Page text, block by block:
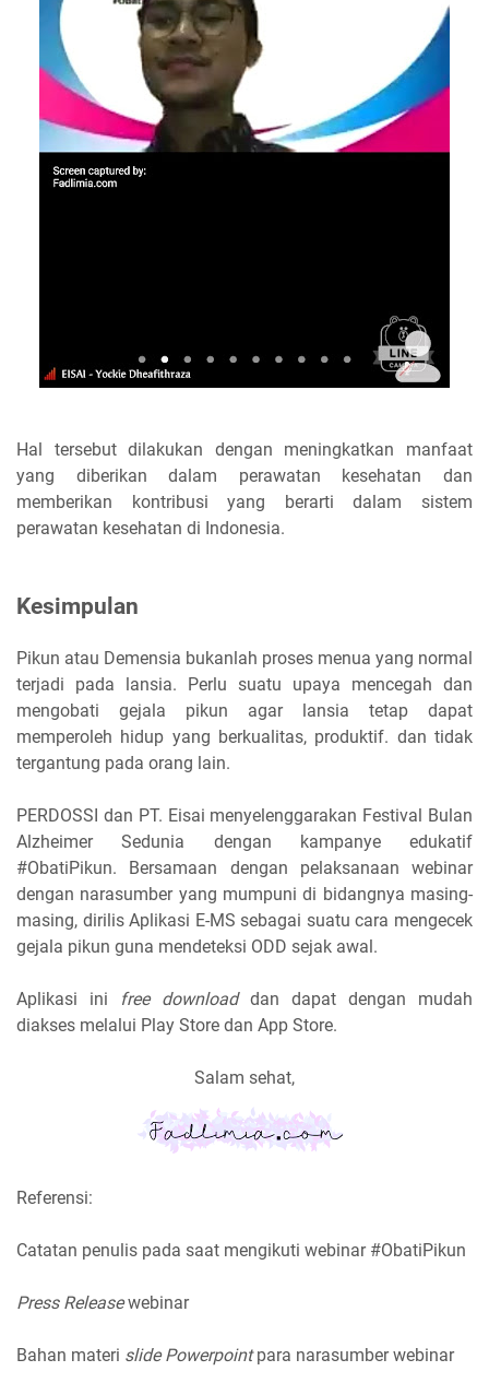
Hal tersebut dilakukan dengan meningkatkan manfaat
yang diberikan dalam perawatan kesehatan dan
memberikan kontribusi yang berarti dalam sistem
perawatan kesehatan di Indonesia.
Kesimpulan
Pikun atau Demensia bukanlah proses menua yang normal
terjadi pada lansia. Perlu suatu upaya mencegah dan
mengobati gejala pikun agar lansia tetap dapat
memperoleh hidup yang berkualitas, produktif. dan tidak
tergantung pada orang lain.
PERDOSSI dan PT. Eisai menyelenggarakan Festival Bulan
Alzheimer Sedunia dengan kampanye edukatif
#ObatiPikun. Bersamaan dengan pelaksanaan webinar
dengan narasumber yang mumpuni di bidangnya masing-
masing, dirilis Aplikasi E-MS sebagai suatu cara mengecek
gejala pikun guna mendeteksi ODD sejak awal.
Aplikasi ini free downloaddan dapat dengan mudah
diakses melalui Play Store dan App Store.
Salam sehat,
Referensi:
Catatan penulis pada saat mengikuti webinar #ObatiPikun
Press Releasewebinar
Bahan materi slide Powerpointpara narasumber webinar